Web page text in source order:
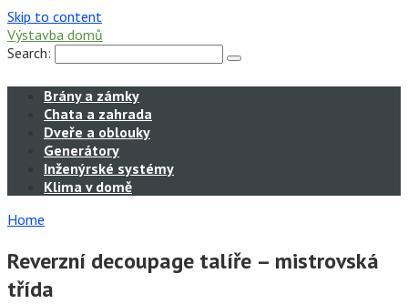
Skip to content
Výstavba domů
Search:
Brány a zámky
Chata a zahrada
Dveře a oblouky
Generátory
Inženýrské systémy
Klima v domě
Home
Reverzní decoupage talíře – mistrovská
třída